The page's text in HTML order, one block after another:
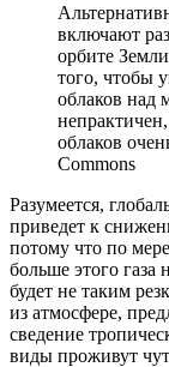
включают
орбите
того, чтобы
облаков над
облаков
Commons
Разумеется,
приведет к
потому что по
больше этого
будет не таким
из атмосфере,
сведение
виды проживут